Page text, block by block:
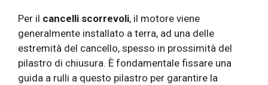
Per il cancelli scorrevoli, il motore viene
generalmente installato a terra, ad una delle
estremità del cancello, spesso in prossimità del
pilastro di chiusura. È fondamentale fissare una
guida a rulli a questo pilastro per garantire la